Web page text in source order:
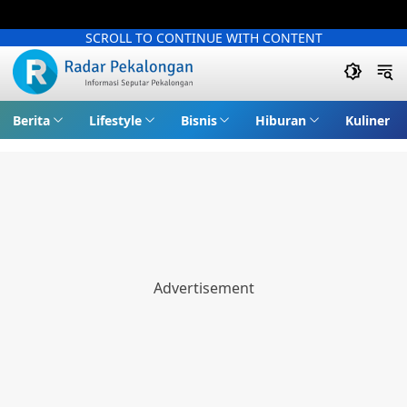
SCROLL TO CONTINUE WITH CONTENT
Berita Lifestyle Bisnis Hiburan Kuliner